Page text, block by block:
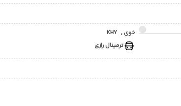
خوی , KHY
ترمینال رازی